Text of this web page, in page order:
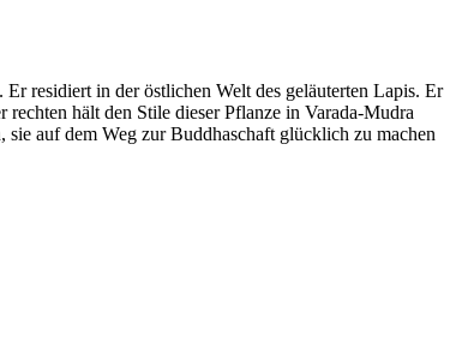
residiert in der östlichen Welt des geläuterten Lapis. Er
hält den Stile dieser Pflanze in Varada-Mudra
auf dem Weg zur Buddhaschaft glücklich zu machen